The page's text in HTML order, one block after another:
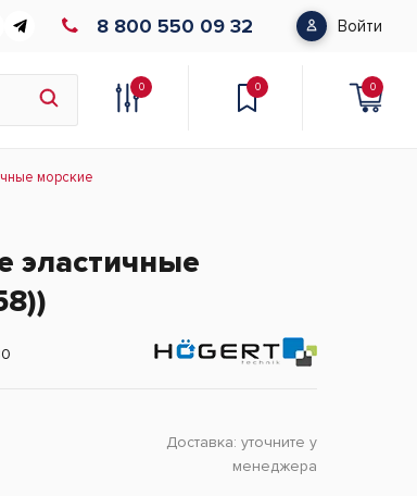
8 800 550 09 32 Войти
0 0 0
морские
эластичные
Доставка: уточните у
менеджера